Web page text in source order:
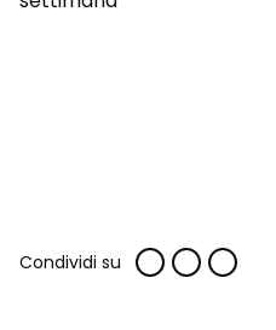
Condividi su